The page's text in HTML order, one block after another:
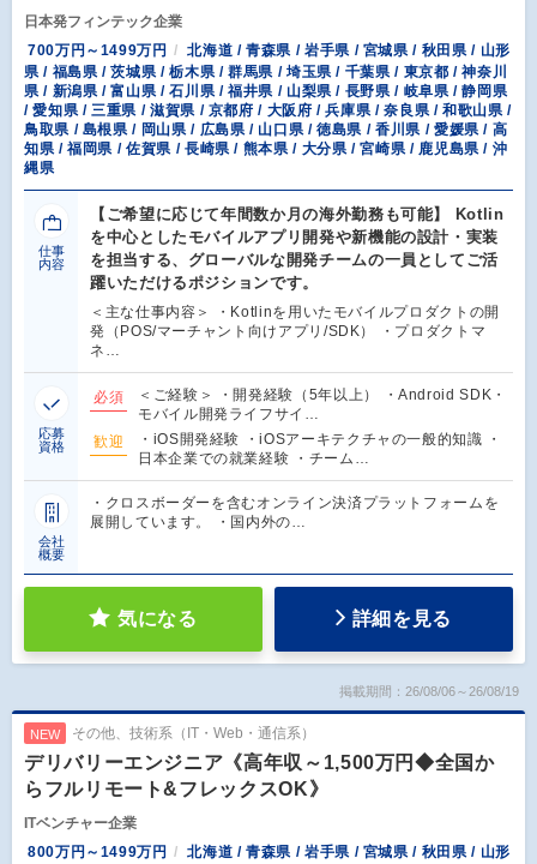
日本発フィンテック企業
700万円～1499万円
北海道 / 青森県 / 岩手県 / 宮城県 / 秋田県 / 山形
県 / 福島県 / 茨城県 / 栃木県 / 群馬県 / 埼玉県 / 千葉県 / 東京都 / 神奈川
県 / 新潟県 / 富山県 / 石川県 / 福井県 / 山梨県 / 長野県 / 岐阜県 / 静岡県
/ 愛知県 / 三重県 / 滋賀県 / 京都府 / 大阪府 / 兵庫県 / 奈良県 / 和歌山県 /
鳥取県 / 島根県 / 岡山県 / 広島県 / 山口県 / 徳島県 / 香川県 / 愛媛県 / 高
知県 / 福岡県 / 佐賀県 / 長崎県 / 熊本県 / 大分県 / 宮崎県 / 鹿児島県 / 沖
縄県
仕事
内容
【ご希望に応じて年間数か月の海外勤務も可能】 Kotlin
を中心としたモバイルアプリ開発や新機能の設計・実装
を担当する、グローバルな開発チームの一員としてご活
躍いただけるポジションです。
＜主な仕事内容＞ ・Kotlinを用いたモバイルプロダクトの開
発（POS/マーチャント向けアプリ/SDK） ・プロダクトマ
ネ…
応募
資格
必須
＜ご経験＞ ・開発経験（5年以上） ・Android SDK・
モバイル開発ライフサイ…
歓迎
・iOS開発経験 ・iOSアーキテクチャの一般的知識 ・
日本企業での就業経験 ・チーム…
会社
概要
・クロスボーダーを含むオンライン決済プラットフォームを
展開しています。 ・国内外の…
気になる 詳細を見る
掲載期間：26/08/06～26/08/19
NEW その他、技術系（IT・Web・通信系）
デリバリーエンジニア《高年収～1,500万円◆全国か
らフルリモート&フレックスOK》
ITベンチャー企業
800万円～1499万円
北海道 / 青森県 / 岩手県 / 宮城県 / 秋田県 / 山形